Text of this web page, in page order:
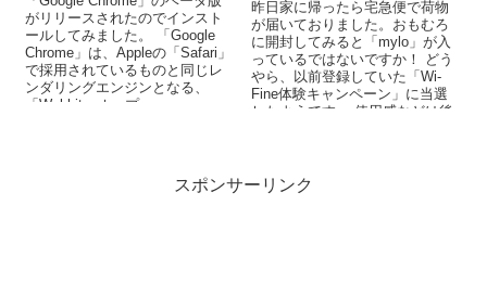
がリリースされたのでインスト
ールしてみました。 「Google
Chrome」は、Appleの「Safari」
で採用されているものと同じレ
ンダリングエンジンとなる、
「Webkit」オープ...
昨日家に帰ったら宅急便で荷物
が届いておりました。おもむろ
に開封してみると「mylo」が入
っているではないですか！ どう
やら、以前登録していた「Wi-
Fine体験キャンペーン」に当選
したようです。 使用感などは後
スポンサーリンク